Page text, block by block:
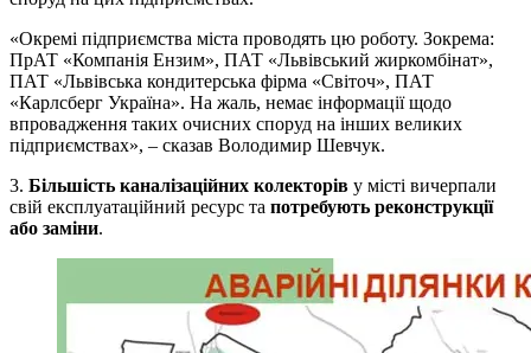
«Окремі підприємства міста проводять цю роботу. Зокрема:
ПрАТ «Компанія Ензим», ПАТ «Львівський жиркомбінат»,
ПАТ «Львівська кондитерська фірма «Світоч», ПАТ
«Карлсберг Україна». На жаль, немає інформації щодо
впровадження таких очисних споруд на інших великих
підприємствах», – сказав Володимир Шевчук.
3. Більшість каналізаційних колекторів у місті вичерпали
свій експлуатаційний ресурс та потребують реконструкції
або заміни.